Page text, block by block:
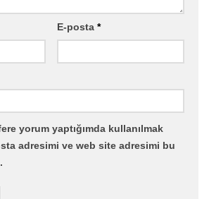
E-posta *
yorum yaptığımda kullanılmak
adresimi ve web site adresimi bu